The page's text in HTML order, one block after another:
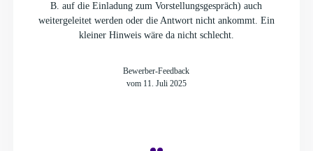
B. auf die Einladung zum Vorstellungsgespräch) auch
weitergeleitet werden oder die Antwort nicht ankommt. Ein
kleiner Hinweis wäre da nicht schlecht.
Bewerber-Feedback
vom 11. Juli 2025